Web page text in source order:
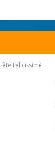
Félicissime